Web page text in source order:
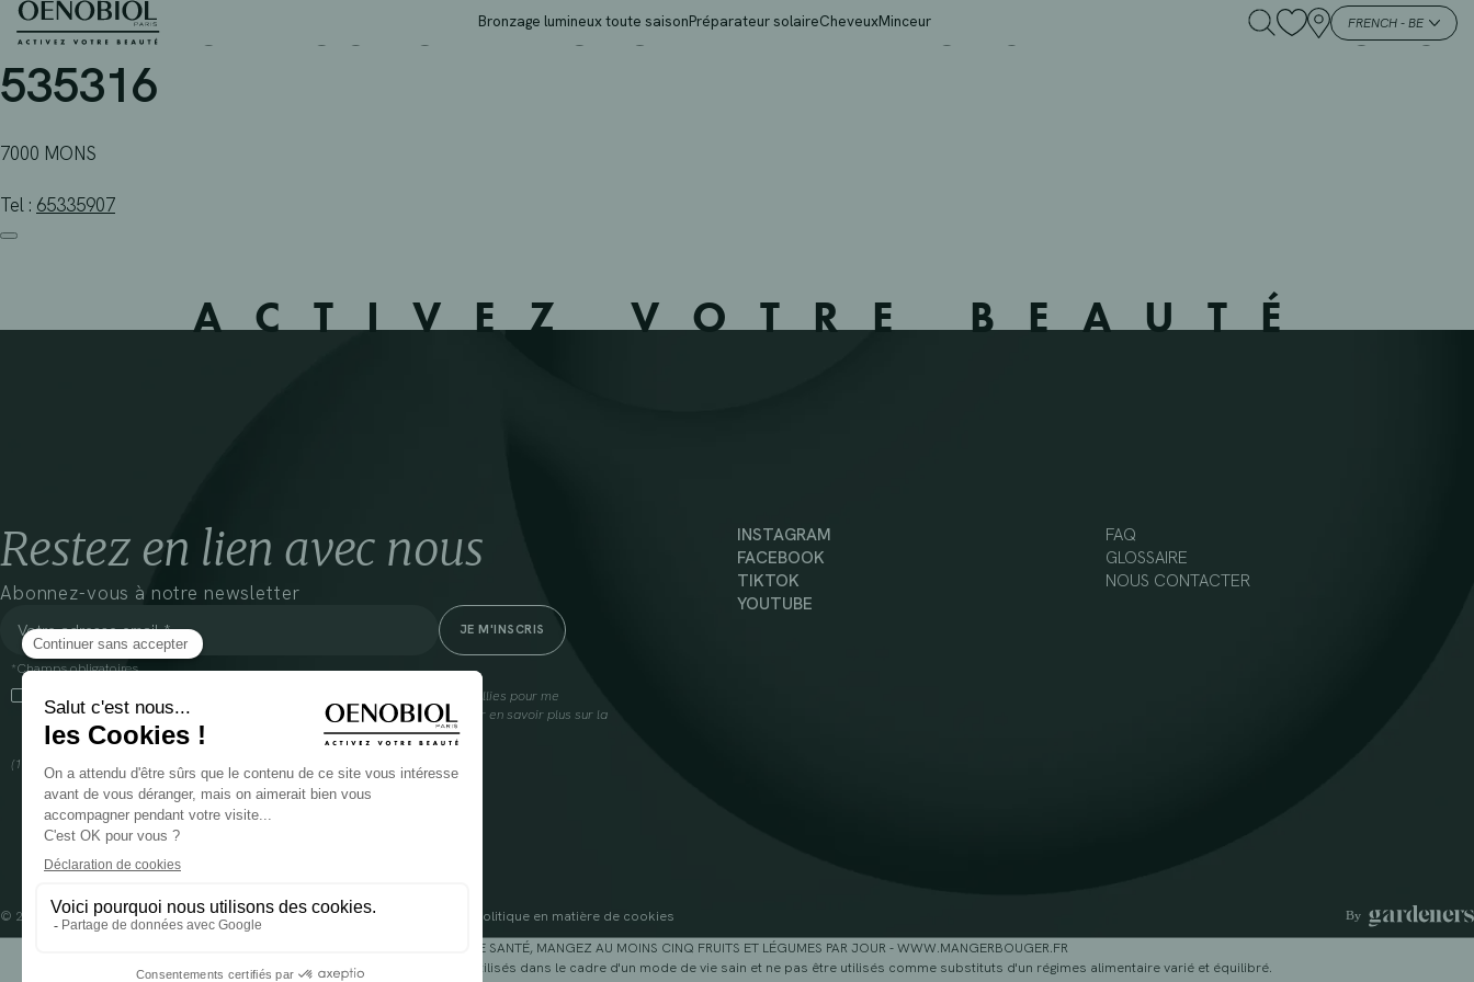
Skip
Bronzage lumineux toute saisonPréparateur solaireCheveuxMinceur FRENCH - BE
PHARMACIE ECONOMIE POPULAIRE 37 – MONS – 535316 – – MONS –
535316
7000 MONS
Tel : 65335907
ACTIVEZ VOTRE BEAUTÉ
Restez en lien avec nous
Abonnez-vous à notre newsletter
*Champs obligatoires
En cliquant sur cette case, j’accepte que Cooper(1) traite les données recueillies pour me
communiquer des informations commerciales sur ses produits et offres. Pour en savoir plus sur la
gestion de vos données et vos droits, rendez-vousici
(1) Coopération pharmaceutique Française, RCS Melun 399 227 636
INSTAGRAM
FACEBOOK
TIKTOK
YOUTUBE
FAQ
GLOSSAIRE
NOUS CONTACTER
© 2024 OENOBIOL PARISMentions légalesConditions Générales d’Utilisation
Politique en matière de cookies
POUR VOTRE SANTÉ, MANGEZ AU MOINS CINQ FRUITS ET LÉGUMES PAR JOUR - WWW.MANGERBOUGER.FR
Les complément alimentaires doivent être utilisés dans le cadre d'un mode de vie sain et ne pas être utilisés comme substituts d'un régimes alimentaire varié et équilibré.